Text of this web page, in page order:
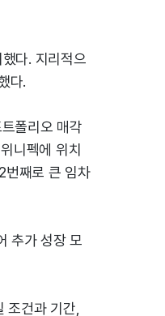
다. 지리적으
다.
폴리오 매각
니펙에 위치
번째로 큰 임차
추가 성장 모
건과 기간,